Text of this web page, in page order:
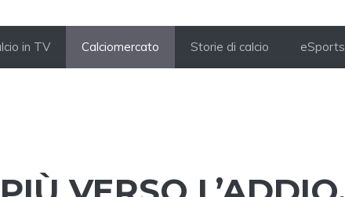
in TV Calciomercato Storie di calcio eSports